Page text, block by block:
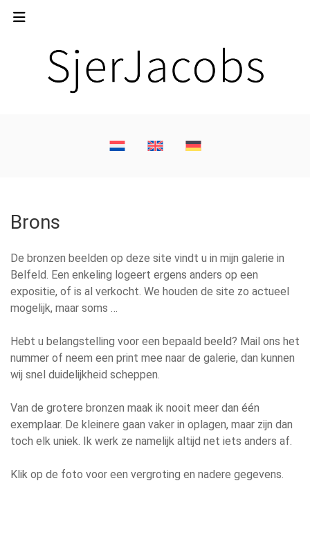
Brons
De bronzen beelden op deze site vindt u in mijn galerie in
Belfeld. Een enkeling logeert ergens anders op een
expositie, of is al verkocht. We houden de site zo actueel
mogelijk, maar soms …
Hebt u belangstelling voor een bepaald beeld? Mail ons het
nummer of neem een print mee naar de galerie, dan kunnen
wij snel duidelijkheid scheppen.
Van de grotere bronzen maak ik nooit meer dan één
exemplaar. De kleinere gaan vaker in oplagen, maar zijn dan
toch elk uniek. Ik werk ze namelijk altijd net iets anders af.
Klik op de foto voor een vergroting en nadere gegevens.